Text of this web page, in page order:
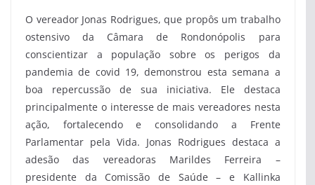
O vereador Jonas Rodrigues, que propôs um trabalho
ostensivo da Câmara de Rondonópolis para
conscientizar a população sobre os perigos da
pandemia de covid 19, demonstrou esta semana a
boa repercussão de sua iniciativa. Ele destaca
principalmente o interesse de mais vereadores nesta
ação, fortalecendo e consolidando a Frente
Parlamentar pela Vida. Jonas Rodrigues destaca a
adesão das vereadoras Marildes Ferreira –
presidente da Comissão de Saúde – e Kallinka